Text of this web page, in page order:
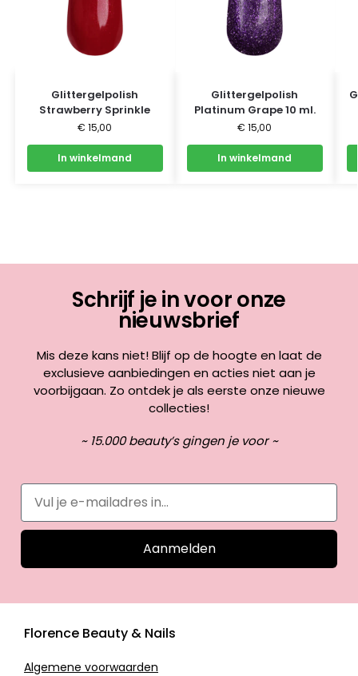
Glittergelpolish
Strawberry Sprinkle
€ 15,00
In winkelmand
Glittergelpolish
Platinum Grape 10 ml.
€ 15,00
In winkelmand
Schrijf je in voor onze
nieuwsbrief
Mis deze kans niet! Blijf op de hoogte en laat de
exclusieve aanbiedingen en acties niet aan je
voorbijgaan. Zo ontdek je als eerste onze nieuwe
collecties!
~ 15.000 beauty’s gingen je voor ~
Aanmelden
Florence Beauty & Nails
Algemene voorwaarden